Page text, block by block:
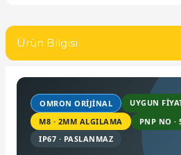
- UPS
Ürün Bilgisi
OMRON ORIJINAL
UYGUN
M8 · 2MM ALGILAMA
PNP NO ·
IP67 · PASLANMAZ